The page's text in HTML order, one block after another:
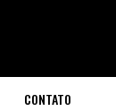
CONTATO